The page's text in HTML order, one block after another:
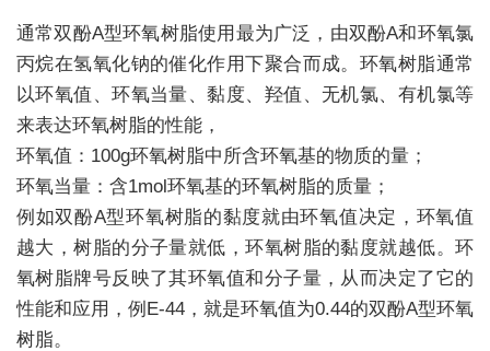
通常双酚A型环氧树脂使用最为广泛，由双酚A和环氧氯
丙烷在氢氧化钠的催化作用下聚合而成。环氧树脂通常
以环氧值、环氧当量、黏度、羟值、无机氯、有机氯等
来表达环氧树脂的性能，
环氧值：100g环氧树脂中所含环氧基的物质的量；
环氧当量：含1mol环氧基的环氧树脂的质量；
例如双酚A型环氧树脂的黏度就由环氧值决定，环氧值
越大，树脂的分子量就低，环氧树脂的黏度就越低。环
氧树脂牌号反映了其环氧值和分子量，从而决定了它的
性能和应用，例E-44，就是环氧值为0.44的双酚A型环氧
树脂。